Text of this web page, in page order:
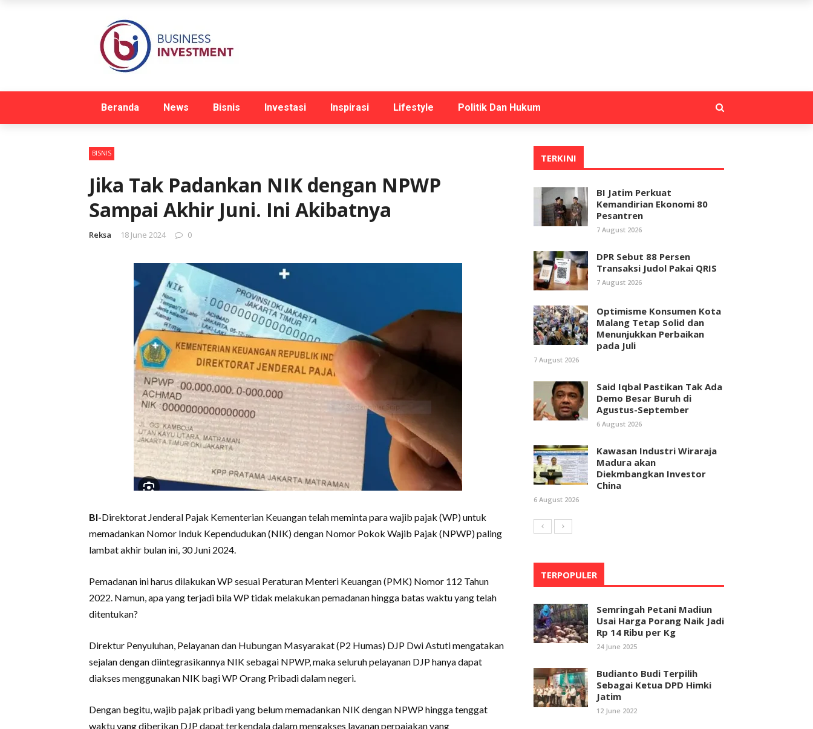
Beranda News Bisnis Investasi Inspirasi Lifestyle Politik Dan Hukum
BISNIS
Jika Tak Padankan NIK dengan NPWP
Sampai Akhir Juni. Ini Akibatnya
Reksa 18 June 2024 0
BI-Direktorat Jenderal Pajak Kementerian Keuangan telah meminta para wajib pajak (WP) untuk
memadankan Nomor Induk Kependudukan (NIK) dengan Nomor Pokok Wajib Pajak (NPWP) paling
lambat akhir bulan ini, 30 Juni 2024.
Pemadanan ini harus dilakukan WP sesuai Peraturan Menteri Keuangan (PMK) Nomor 112 Tahun
2022. Namun, apa yang terjadi bila WP tidak melakukan pemadanan hingga batas waktu yang telah
ditentukan?
Direktur Penyuluhan, Pelayanan dan Hubungan Masyarakat (P2 Humas) DJP Dwi Astuti mengatakan
sejalan dengan diintegrasikannya NIK sebagai NPWP, maka seluruh pelayanan DJP hanya dapat
diakses menggunakan NIK bagi WP Orang Pribadi dalam negeri.
Dengan begitu, wajib pajak pribadi yang belum memadankan NIK dengan NPWP hingga tenggat
waktu yang diberikan DJP dapat terkendala dalam mengakses layanan perpajakan yang
TERKINI
BI Jatim Perkuat
Kemandirian Ekonomi 80
Pesantren
7 August 2026
DPR Sebut 88 Persen
Transaksi Judol Pakai QRIS
7 August 2026
Optimisme Konsumen Kota
Malang Tetap Solid dan
Menunjukkan Perbaikan
pada Juli
7 August 2026
Said Iqbal Pastikan Tak Ada
Demo Besar Buruh di
Agustus-September
6 August 2026
Kawasan Industri Wiraraja
Madura akan
Diekmbangkan Investor
China
6 August 2026
TERPOPULER
Semringah Petani Madiun
Usai Harga Porang Naik Jadi
Rp 14 Ribu per Kg
24 June 2025
Budianto Budi Terpilih
Sebagai Ketua DPD Himki
Jatim
12 June 2022